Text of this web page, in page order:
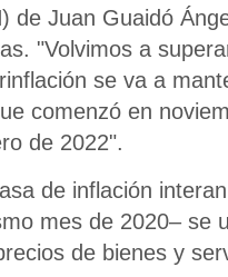
de Juan Guaidó
"Volvimos a
se va a
comenzó en
de 2022".
de inflación
mes de 2020– se
de bienes y